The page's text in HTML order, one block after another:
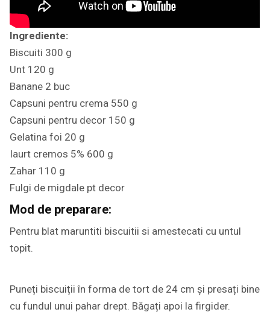
Ingrediente:
Biscuiti 300 g
Unt 120 g
Banane 2 buc
Capsuni pentru crema 550 g
Capsuni pentru decor 150 g
Gelatina foi 20 g
Iaurt cremos 5% 600 g
Zahar 110 g
Fulgi de migdale pt decor
Mod de preparare:
Pentru blat maruntiti biscuitii si amestecati cu untul
topit.
Puneți biscuiții în forma de tort de 24 cm și presați bine
cu fundul unui pahar drept. Băgați apoi la firgider.